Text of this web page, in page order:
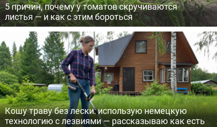
5 причин, почему у томатов скручиваются
листья — и как с этим бороться
Кошу траву без лески: использую немецкую
технологию с лезвиями — рассказываю как есть